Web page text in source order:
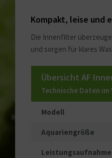
Kompakt, leise und
Die Innenfilter
und sorgen für klares
Übersicht AF
Technische Daten im
Modell
Aquariengröße
Leistungsaufnahme